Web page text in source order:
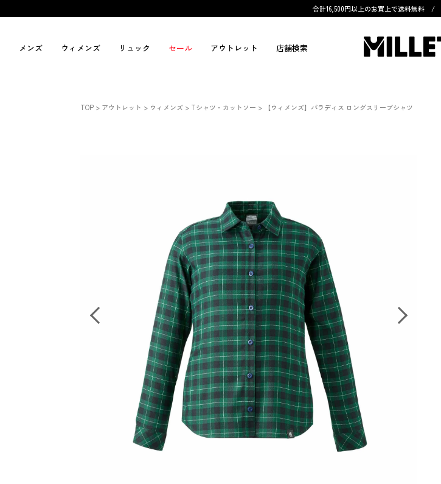
合計16,500円以上のお買上で送料無料 /
メンズ ウィメンズ リュック セール アウトレット 店舗検索
TOP アウトレット ウィメンズ Tシャツ・カットソー 【ウィメンズ】パラディス ロングスリーブシャツ